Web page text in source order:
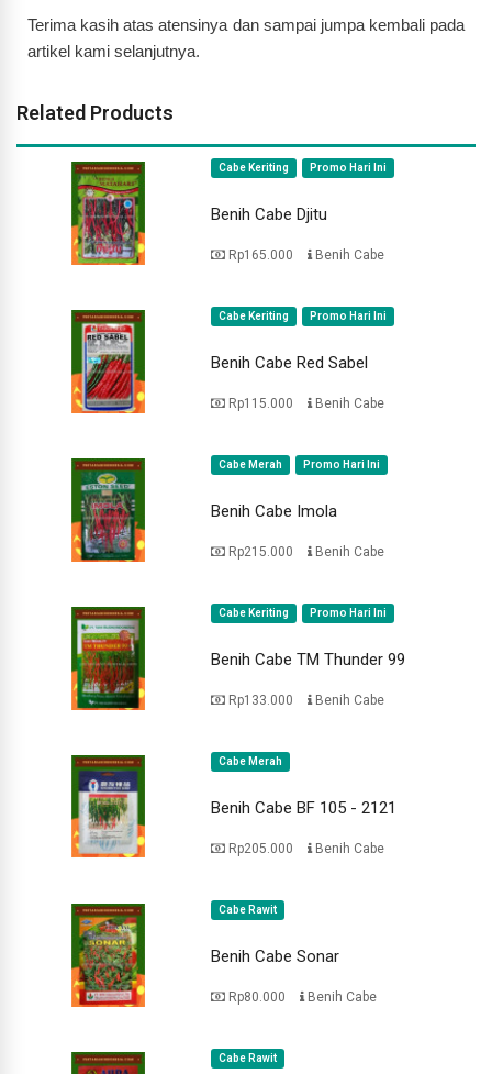
Terima kasih atas atensinya dan sampai jumpa kembali pada
artikel kami selanjutnya.
Related Products
Cabe Keriting Promo Hari Ini
Benih Cabe Djitu
Rp165.000 Benih Cabe
Cabe Keriting Promo Hari Ini
Benih Cabe Red Sabel
Rp115.000 Benih Cabe
Cabe Merah Promo Hari Ini
Benih Cabe Imola
Rp215.000 Benih Cabe
Cabe Keriting Promo Hari Ini
Benih Cabe TM Thunder 99
Rp133.000 Benih Cabe
Cabe Merah
Benih Cabe BF 105 - 2121
Rp205.000 Benih Cabe
Cabe Rawit
Benih Cabe Sonar
Rp80.000 Benih Cabe
Cabe Rawit